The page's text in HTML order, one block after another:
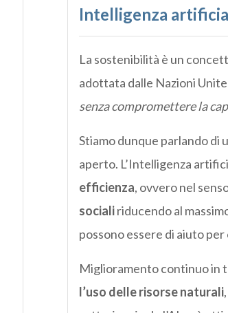
Intelligenza
La sostenibilità è un
adottata dalle Nazioni
senza compromettere la
Stiamo dunque parlando di
aperto. L’Intelligenza
efficienza, ovvero nel
socialiriducendo al
possono essere di aiuto
Miglioramento continuo in
l’uso delle risorse naturali